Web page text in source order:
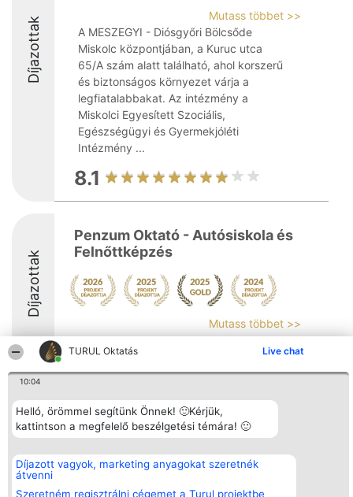
TURUL Oktatás Live chat
10:04
Helló, örömmel segítünk Önnek! 🙂Kérjük,
kattintson a megfelelő beszélgetési témára! 🙂
Díjazott vagyok, marketing anyagokat szeretnék
átvenni
Szeretném regisztrálni cégemet a Turul projektbe
Díjazottak
Mutass többet >>
A MESZEGYI - Diósgyőri Bölcsőde
Miskolc központjában, a Kuruc utca
65/A szám alatt található, ahol korszerű
és biztonságos környezet várja a
legfiatalabbakat. Az intézmény a
Miskolci Egyesített Szociális,
Egészségügyi és Gyermekjóléti
Intézmény ...
8.1
Díjazottak
Penzum Oktató - Autósiskola és
Felnőttképzés
Mutass többet >>
9.8
Rangsorszervező
SC Beautiful Company S.R.L.
Bulevardul Aleea Timișul De
4, Ap. 13
Bukarest 53-238
Adószám 36737675
tel: +363 033 425 71
Népszavazás
Nyertesek
Az összes
listája
Szabályok
Polityka
Elérhetőség